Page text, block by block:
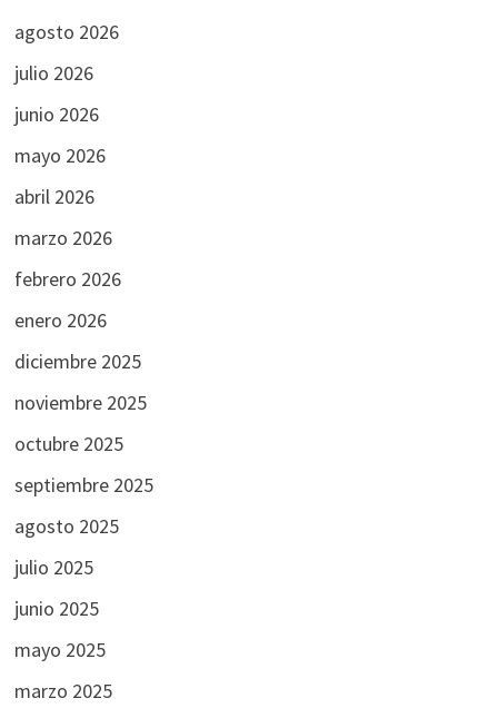
agosto 2026
julio 2026
junio 2026
mayo 2026
abril 2026
marzo 2026
febrero 2026
enero 2026
diciembre 2025
noviembre 2025
octubre 2025
septiembre 2025
agosto 2025
julio 2025
junio 2025
mayo 2025
marzo 2025